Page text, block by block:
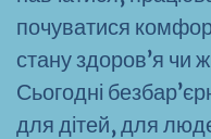
почуватися
стану здоров’я чи
Сьогодні
для дітей, для